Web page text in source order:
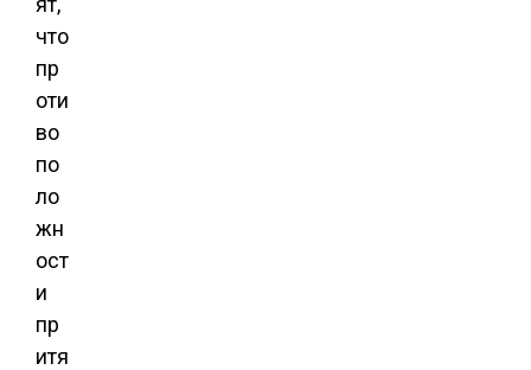
что
пр
оти
во
по
ло
жн
ост
и
пр
итя